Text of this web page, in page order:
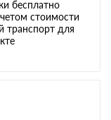
бесплатно
стоимости
транспорт для